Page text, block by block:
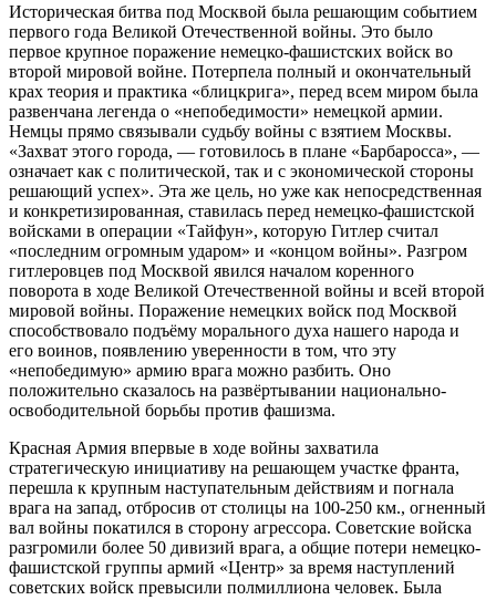
Историческая битва под Москвой была решающим событием
первого года Великой Отечественной войны. Это было
первое крупное поражение немецко-фашистских войск во
второй мировой войне. Потерпела полный и окончательный
крах теория и практика «блицкрига», перед всем миром была
развенчана легенда о «непобедимости» немецкой армии.
Немцы прямо связывали судьбу войны с взятием Москвы.
«Захват этого города, — готовилось в плане «Барбаросса», —
означает как с политической, так и с экономической стороны
решающий успех». Эта же цель, но уже как непосредственная
и конкретизированная, ставилась перед немецко-фашистской
войсками в операции «Тайфун», которую Гитлер считал
«последним огромным ударом» и «концом войны». Разгром
гитлеровцев под Москвой явился началом коренного
поворота в ходе Великой Отечественной войны и всей второй
мировой войны. Поражение немецких войск под Москвой
способствовало подъёму морального духа нашего народа и
его воинов, появлению уверенности в том, что эту
«непобедимую» армию врага можно разбить. Оно
положительно сказалось на развёртывании национально-
освободительной борьбы против фашизма.
Красная Армия впервые в ходе войны захватила
стратегическую инициативу на решающем участке франта,
перешла к крупным наступательным действиям и погнала
врага на запад, отбросив от столицы на 100-250 км., огненный
вал войны покатился в сторону агрессора. Советские войска
разгромили более 50 дивизий врага, а общие потери немецко-
фашистской группы армий «Центр» за время наступлений
советских войск превысили полмиллиона человек. Была